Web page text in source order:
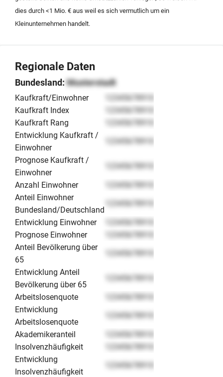
klassischen Nachfolgeregelung bis hin zur aktiven
Unternehmensbeteiligung ab. Die unabhängige
operative Einheiten im süddeutschen Raum effizient zu
koordinieren.
dies durch <1 Mio. € aus weil es sich vermutlich um ein
Kleinunternehmen handelt.
Regionale Daten
Bundesland:Musterstadt
Kaufkraft/Einwohner
12345678910
Kaufkraft Index
12345678910
Kaufkraft Rang
12345678910
Entwicklung Kaufkraft /
Einwohner
12345678910
Prognose Kaufkraft /
Einwohner
12345678910
Anzahl Einwohner
12345678910
Anteil Einwohner
Bundesland/Deutschland
12345678910
Entwicklung Einwohner
12345678910
Prognose Einwohner
12345678910
Anteil Bevölkerung über
65
12345678910
Entwicklung Anteil
Bevölkerung über 65
12345678910
Arbeitslosenquote
12345678910
Entwicklung
Arbeitslosenquote
12345678910
Akademikeranteil
12345678910
Insolvenzhäufigkeit
12345678910
Entwicklung
Insolvenzhäufigkeit
12345678910